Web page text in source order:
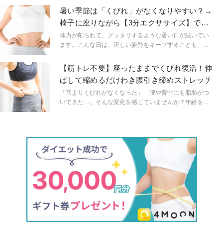
肪だけの問題ではなく、脇腹の筋肉が使われなくなって
いることにあるかもしれません。今回は、座ったままで
OK。呼吸とともに脇腹をしっかり使い、ぼんやりしたウ
エストラインを引き締める、簡単エクササイズをご紹介
します。
暑い季節は「くびれ」がなくなりやすい？→
椅子に座りながら【3分エクササイズ】でお
腹の筋肉を総動員
体力が削られて、グッタリするような暑い日が続いてい
ます。こんな日は、正しい姿勢をキープすることも、温
しれません。ですがその結果…、「くびれ」が消失して
しまうとしたら？ ここでは、まさに今のような暑い季節
に「くびれ」がなくなってしまう主な原因と、効果的に
「くびれ」を作るエクササイズのやり方をご紹介！ ぜ
ひ、参考にしてみてくださいね。
【筋トレ不要】座ったままでくびれ復活！伸
ばして縮めるだけわき腹引き締めストレッチ
「昔よりくびれがなくなった」「腰や背中にも脂肪がつ
いてきた…」そんな変化を感じていませんか？年齢を重
が動かなくなっていることも大きな要因です。今回は、
座ったまま伸ばして縮めるを繰り返すだけの簡単ストレ
ッチをご紹介します。